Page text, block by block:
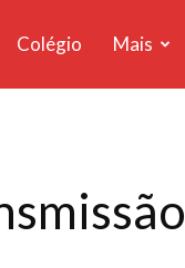
Colégio Mais